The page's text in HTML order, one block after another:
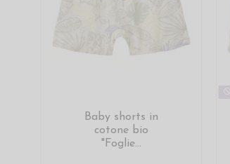
Baby shorts in
cotone bio
"Foglie...